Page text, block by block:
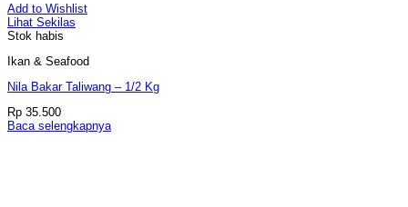
Add to Wishlist
Lihat Sekilas
Stok habis
Ikan & Seafood
Nila Bakar Taliwang – 1/2 Kg
Rp 35.500
Baca selengkapnya